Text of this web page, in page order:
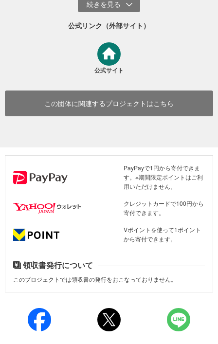
http://www.marine.fks.ed.jp/index.htm
さて、熊本市動植物園では、9月8日にマサイキリンの赤ちゃんが生
園で産まれ、当動植物園にやってきました。その直後に阪神淡路大
震災が発生したため、被災地の平和を神様に祈ると言う意味をこめ
て、「神平（コウヘイ）」と名づけられました。
そして、孫であるこの子も、熊本の復興と平和を願い、祖父の名前
の｢平｣を取り、「秋平（シュウヘイ）」と名づけられました。秋平
も、動物園の再開とみなさまにお会いできる日を首を長くして待っ
ています。
公式リンク（外部サイト）
公式サイト
この団体に関連するプロジェクトはこちら
PayPayで1円から寄付できま
す。※期間限定ポイントはご利
用いただけません。
クレジットカードで100円から
寄付できます。
Vポイントを使って1ポイント
から寄付できます。
領収書発行について
このプロジェクトでは領収書の発行をおこなっておりません。